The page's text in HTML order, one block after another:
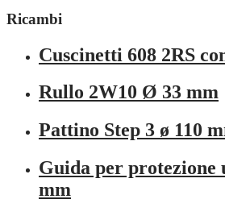
Ricambi
Cuscinetti 608 2RS
Rullo 2W10 Ø 33 mm
Pattino Step 3 ø 110
Guida per protezione
mm